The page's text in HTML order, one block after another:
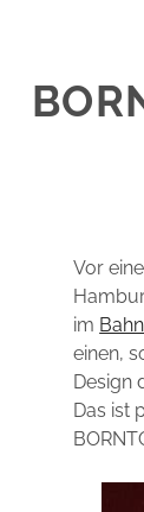
Vor
im
einen,
Design
Das ist